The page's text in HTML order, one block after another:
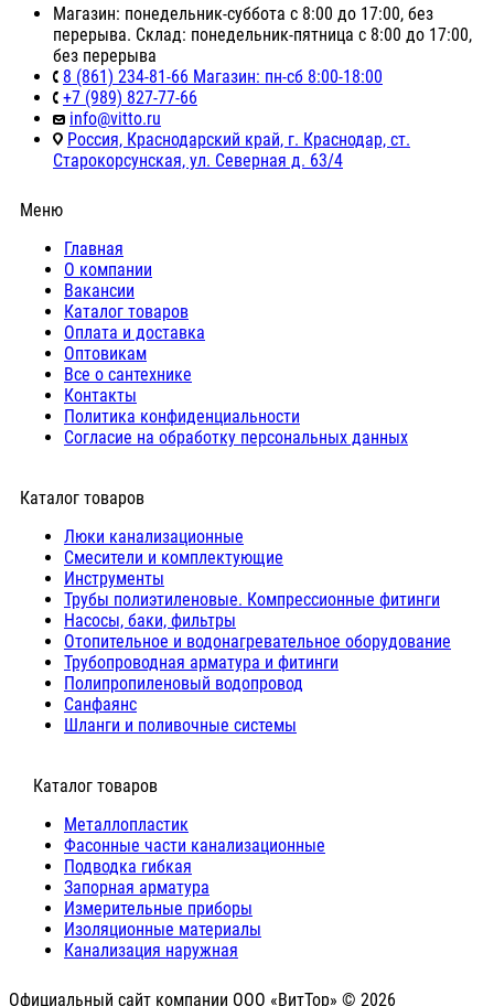
Магазин: понедельник-суббота с 8:00 до 17:00, без
перерыва. Склад: понедельник-пятница с 8:00 до 17:00,
без перерыва
8 (861) 234-81-66 Магазин: пн-сб 8:00-18:00
+7 (989) 827-77-66
info@vitto.ru
Россия, Краснодарский край, г. Краснодар, ст.
Старокорсунская, ул. Северная д. 63/4
Меню
Главная
О компании
Вакансии
Каталог товаров
Оплата и доставка
Оптовикам
Все о сантехнике
Контакты
Политика конфиденциальности
Согласие на обработку персональных данных
Каталог товаров
Люки канализационные
Cмесители и комплектующие
Инструменты
Трубы полиэтиленовые. Компрессионные фитинги
Насосы, баки, фильтры
Отопительное и водонагревательное оборудование
Трубопроводная арматура и фитинги
Полипропиленовый водопровод
Санфаянс
Шланги и поливочные системы
⠀Каталог товаров
Металлопластик
Фасонные части канализационные
Подводка гибкая
Запорная арматура
Измерительные приборы
Изоляционные материалы
Канализация наружная
Официальный сайт компании ООО «ВитТор» © 2026